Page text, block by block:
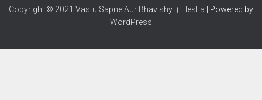
Copyright © 2021 Vastu Sapne Aur Bhavishy । Hestia | Powered by
WordPress